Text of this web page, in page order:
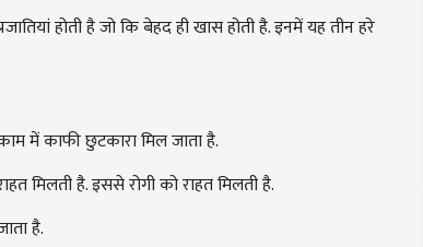
होती है जो कि बेहद ही खास होती है.इनमें यह तीन हरे
में काफी छुटकारा मिल जाता है.
मिलती है. इससे रोगी को राहत मिलती है.
है.